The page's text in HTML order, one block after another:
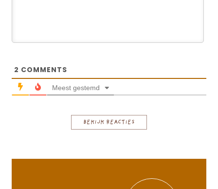
2 COMMENTS
Meest gestemd
BEKIJK REACTIES